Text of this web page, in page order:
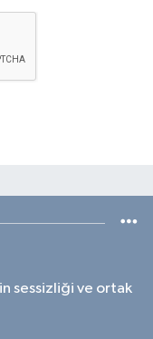
sessizliği ve ortak